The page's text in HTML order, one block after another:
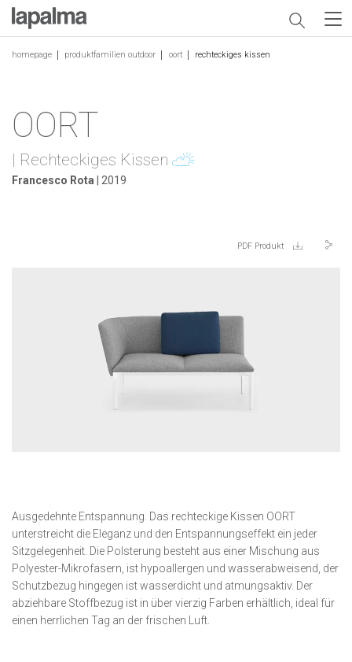
homepage produktfamilien outdoor oort rechteckiges kissen
OORT
| Rechteckiges Kissen
Francesco Rota | 2019
PDF Produkt
Ausgedehnte Entspannung. Das rechteckige Kissen OORT
unterstreicht die Eleganz und den Entspannungseffekt ein jeder
Sitzgelegenheit. Die Polsterung besteht aus einer Mischung aus
Polyester-Mikrofasern, ist hypoallergen und wasserabweisend, der
Schutzbezug hingegen ist wasserdicht und atmungsaktiv. Der
abziehbare Stoffbezug ist in über vierzig Farben erhältlich, ideal für
einen herrlichen Tag an der frischen Luft.